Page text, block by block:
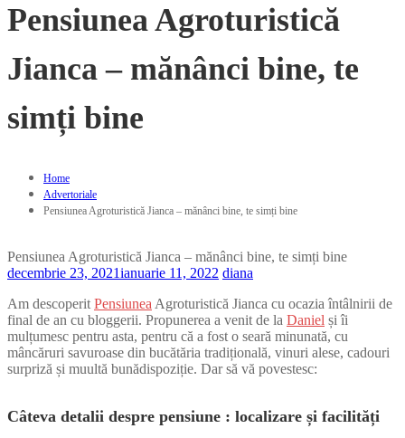
Pensiunea Agroturistică
Jianca – mănânci bine, te
simți bine
Home
Advertoriale
Pensiunea Agroturistică Jianca – mănânci bine, te simți bine
Pensiunea Agroturistică Jianca – mănânci bine, te simți bine
decembrie 23, 2021ianuarie 11, 2022 diana
Am descoperit Pensiunea Agroturistică Jianca cu ocazia întâlnirii de
final de an cu bloggerii. Propunerea a venit de la Daniel și îi
mulțumesc pentru asta, pentru că a fost o seară minunată, cu
mâncăruri savuroase din bucătăria tradițională, vinuri alese, cadouri
surpriză și muultă bunădispoziție. Dar să vă povestesc:
Câteva detalii despre pensiune : localizare și facilități